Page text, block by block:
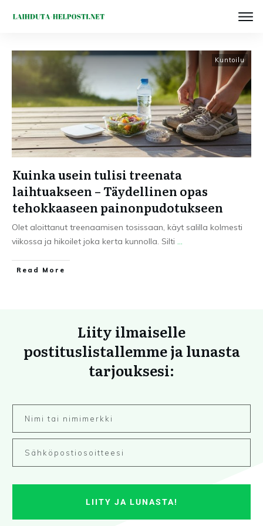
Kuntoilu
Kuinka usein tulisi treenata
laihtuakseen – Täydellinen opas
tehokkaaseen painonpudotukseen
Olet aloittanut treenaamisen tosissaan, käyt salilla kolmesti
viikossa ja hikoilet joka kerta kunnolla. Silti ...
Read More
Liity ilmaiselle
postituslistallemme ja lunasta
tarjouksesi:
LIITY JA LUNASTA!